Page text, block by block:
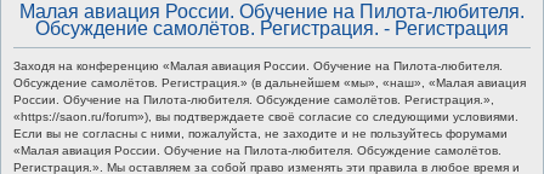
Малая авиация России. Обучение на Пилота-любителя.
Обсуждение самолётов. Регистрация. - Регистрация
Заходя на конференцию «Малая авиация России. Обучение на Пилота-любителя.
Обсуждение самолётов. Регистрация.» (в дальнейшем «мы», «наш», «Малая авиация
России. Обучение на Пилота-любителя. Обсуждение самолётов. Регистрация.»,
«https://saon.ru/forum»), вы подтверждаете своё согласие со следующими условиями.
Если вы не согласны с ними, пожалуйста, не заходите и не пользуйтесь форумами
«Малая авиация России. Обучение на Пилота-любителя. Обсуждение самолётов.
Регистрация.». Мы оставляем за собой право изменять эти правила в любое время и